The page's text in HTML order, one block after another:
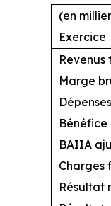
(en
Exercice
Marge
BAIIA
Charges
Résultat